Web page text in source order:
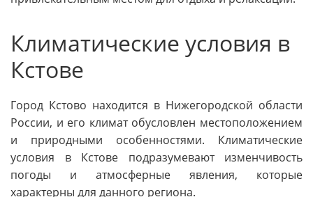
Климатические условия в
Кстове
Город Кстово находится в Нижегородской области
России, и его климат обусловлен местоположением
и природными особенностями. Климатические
условия в Кстове подразумевают изменчивость
погоды и атмосферные явления, которые
характерны для данного региона.